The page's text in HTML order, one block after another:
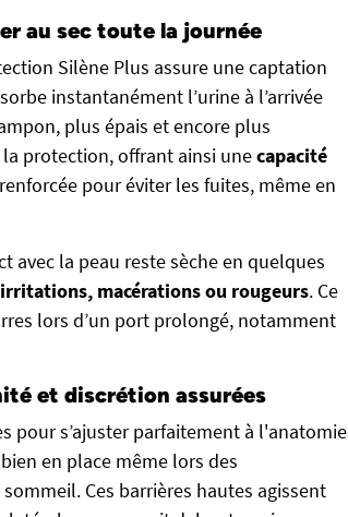
au sec toute la journée
Silène Plus assure une captation
instantanément l’urine à l’arrivée
plus épais et encore plus
protection, offrant ainsi unecapacité
pour éviter les fuites, même en
avec la peau reste sèche en quelques
macérations ou rougeurs. Ce
lors d’un port prolongé, notamment
et discrétion assurées
pour s’ajuster parfaitement à l'anatomie
en place même lors des
Ces barrières hautes agissent